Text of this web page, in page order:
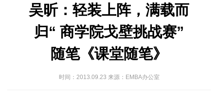
吴昕：轻装上阵，满载而
归“ 商学院戈壁挑战赛”
随笔《课堂随笔》
时间：2013.09.23 来源：EMBA办公室